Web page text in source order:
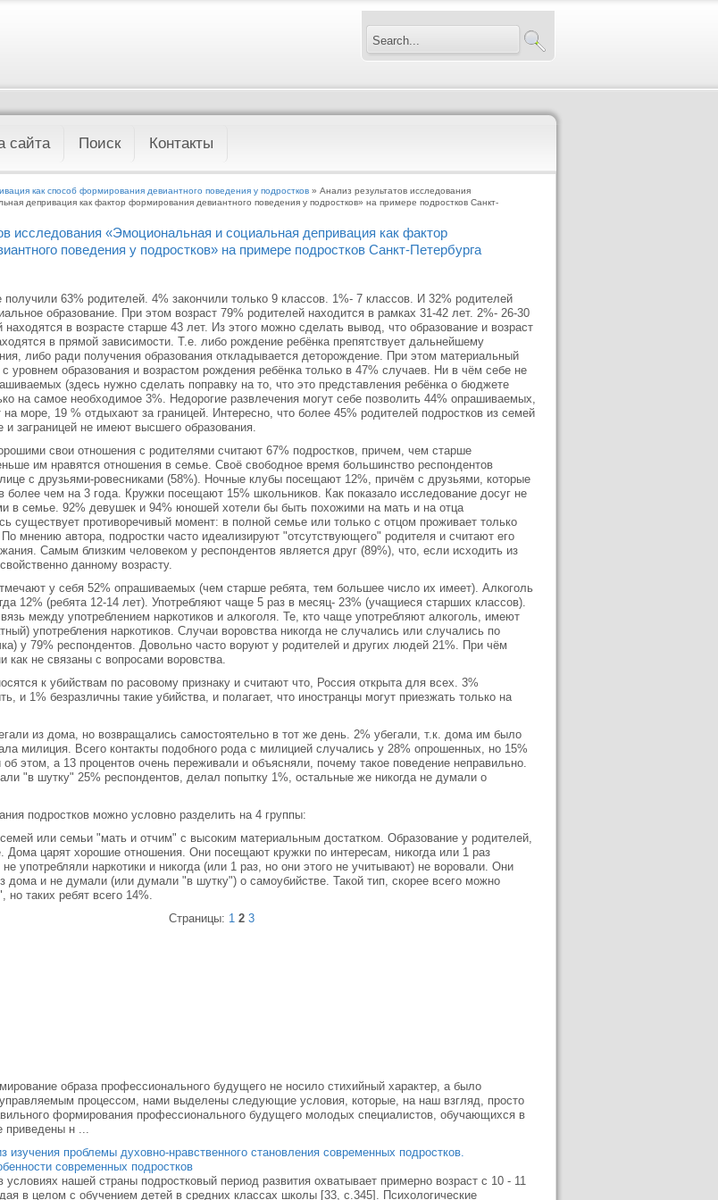
сайта Поиск Контакты
как способ формирования девиантного поведения у подростков » Анализ результатов исследования
депривация как фактор формирования девиантного поведения у подростков» на примере подростков Санкт-
исследования «Эмоциональная и социальная депривация как фактор
поведения у подростков» на примере подростков Санкт-Петербурга
63% родителей. 4% закончили только 9 классов. 1%- 7 классов. И 32% родителей
образование. При этом возраст 79% родителей находится в рамках 31-42 лет. 2%- 26-30
находятся в возрасте старше 43 лет. Из этого можно сделать вывод, что образование и возраст
в прямой зависимости. Т.е. либо рождение ребёнка препятствует дальнейшему
либо ради получения образования откладывается деторождение. При этом материальный
с уровнем образования и возрастом рождения ребёнка только в 47% случаев. Ни в чём себе не
(здесь нужно сделать поправку на то, что это представления ребёнка о бюджете
на самое необходимое 3%. Недорогие развлечения могут себе позволить 44% опрашиваемых,
море, 19 % отдыхают за границей. Интересно, что более 45% родителей подростков из семей
заграницей не имеют высшего образования.
свои отношения с родителями считают 67% подростков, причем, чем старше
им нравятся отношения в семье. Своё свободное время большинство респондентов
с друзьями-ровесниками (58%). Ночные клубы посещают 12%, причём с друзьями, которые
более чем на 3 года. Кружки посещают 15% школьников. Как показало исследование досуг не
в семье. 92% девушек и 94% юношей хотели бы быть похожими на мать и на отца
существует противоречивый момент: в полной семье или только с отцом проживает только
мнению автора, подростки часто идеализируют "отсутствующего" родителя и считают его
Самым близким человеком у респондентов является друг (89%), что, если исходить из
данному возрасту.
у себя 52% опрашиваемых (чем старше ребята, тем большее число их имеет). Алкоголь
12% (ребята 12-14 лет). Употребляют чаще 5 раз в месяц- 23% (учащиеся старших классов).
между употреблением наркотиков и алкоголя. Те, кто чаще употребляют алкоголь, имеют
употребления наркотиков. Случаи воровства никогда не случались или случались по
у 79% респондентов. Довольно часто воруют у родителей и других людей 21%. При чём
как не связаны с вопросами воровства.
к убийствам по расовому признаку и считают что, Россия открыта для всех. 3%
и 1% безразличны такие убийства, и полагает, что иностранцы могут приезжать только на
из дома, но возвращались самостоятельно в тот же день. 2% убегали, т.к. дома им было
милиция. Всего контакты подобного рода с милицией случались у 28% опрошенных, но 15%
об этом, а 13 процентов очень переживали и объясняли, почему такое поведение неправильно.
"в шутку" 25% респондентов, делал попытку 1%, остальные же никогда не думали о
подростков можно условно разделить на 4 группы:
или семьи "мать и отчим" с высоким материальным достатком. Образование у родителей,
Дома царят хорошие отношения. Они посещают кружки по интересам, никогда или 1 раз
употребляли наркотики и никогда (или 1 раз, но они этого не учитывают) не воровали. Они
дома и не думали (или думали "в шутку") о самоубийстве. Такой тип, скорее всего можно
но таких ребят всего 14%.
Страницы: 1 2 3
образа профессионального будущего не носило стихийный характер, а было
процессом, нами выделены следующие условия, которые, на наш взгляд, просто
формирования профессионального будущего молодых специалистов, обучающихся в
н ...
изучения проблемы духовно-нравственного становления современных подростков.
современных подростков
нашей страны подростковый период развития охватывает примерно возраст с 10 - 11
в целом с обучением детей в средних классах школы [33, с.345]. Психологические